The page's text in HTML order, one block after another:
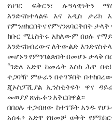
የሀገር ፍቅርን፣ ሉዓላዊነትን
እንድናስተላልፍ እና አዲስ ታሪክ
የምንዘክርበትና የምናንጸባርቅበት ታላቅ
ክቡር ሚኒስትሩ አክለውም በዐሉ
እንድናከብረውና ለትውልድ
መሆኑን የምንገልጽበት በመሆኑ ታላቅ
“ገድለ አድዋ ከመሬት እስከ ሕዋ
ተጋባዥ ምሁራን በተገኙበት በተከበረው
ጂኦስፓሺያል ኢንስቲትዩት ዋና
መወያያ ጽሑፉን አቅርበዋል።
በበዐሉ ተጋብዘው ከተገኙት አንዱ
አሰፋ፥ አድዋ የዘመቻ ወቅት